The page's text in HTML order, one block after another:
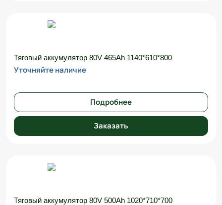
Тяговый аккумулятор 80V 465Ah 1140*610*800
Уточняйте наличие
Подробнее
Заказать
Тяговый аккумулятор 80V 500Ah 1020*710*700